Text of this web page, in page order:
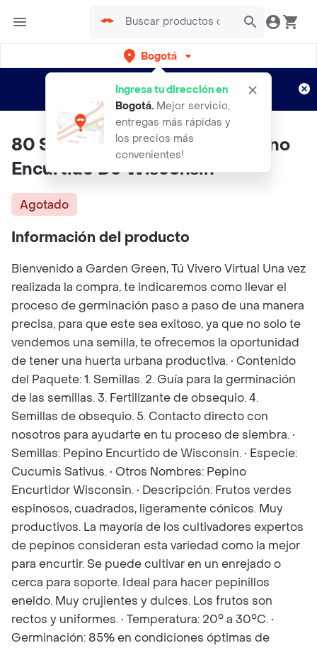
Bogotá
Ingresa tu dirección en
Bogotá. Mejor servicio,
entregas más rápidas y
los precios más
convenientes!
envíos gratis por semanas
Aplican TyC
80 Semillas Orgánicas De Pepino
Encurtido De Wisconsin
Agotado
Información del producto
Bienvenido a Garden Green, Tú Vivero Virtual Una vez
realizada la compra, te indicaremos como llevar el
proceso de germinación paso a paso de una manera
precisa, para que este sea exitoso, ya que no solo te
vendemos una semilla, te ofrecemos la oportunidad
de tener una huerta urbana productiva. • Contenido
del Paquete: 1. Semillas. 2. Guía para la germinación
de las semillas. 3. Fertilizante de obsequio. 4.
Semillas de obsequio. 5. Contacto directo con
nosotros para ayudarte en tu proceso de siembra. •
Semillas: Pepino Encurtido de Wisconsin. • Especie:
Cucumis Sativus. • Otros Nombres: Pepino
Encurtidor Wisconsin. • Descripción: Frutos verdes
espinosos, cuadrados, ligeramente cónicos. Muy
productivos. La mayoría de los cultivadores expertos
de pepinos consideran esta variedad como la mejor
para encurtir. Se puede cultivar en un enrejado o
cerca para soporte. Ideal para hacer pepinillos
eneldo. Muy crujientes y dulces. Los frutos son
rectos y uniformes. • Temperatura: 20° a 30°C. •
Germinación: 85% en condiciones óptimas de